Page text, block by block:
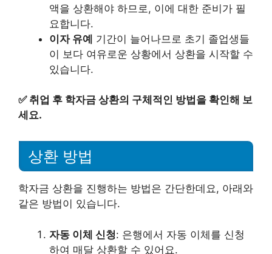
액을 상환해야 하므로, 이에 대한 준비가 필
요합니다.
이자 유예 기간이 늘어나므로 초기 졸업생들
이 보다 여유로운 상황에서 상환을 시작할 수
있습니다.
✅ 취업 후 학자금 상환의 구체적인 방법을 확인해 보
세요.
상환 방법
학자금 상환을 진행하는 방법은 간단한데요, 아래와
같은 방법이 있습니다.
자동 이체 신청: 은행에서 자동 이체를 신청
하여 매달 상환할 수 있어요.